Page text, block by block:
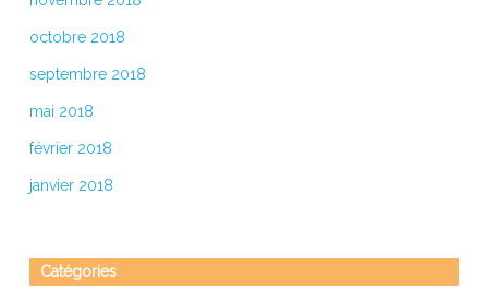
octobre 2018
septembre 2018
mai 2018
février 2018
janvier 2018
Catégories